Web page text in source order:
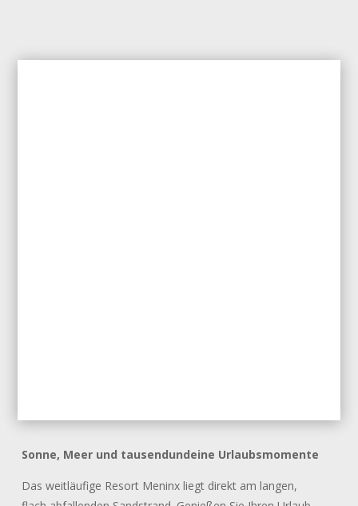
Sonne, Meer und tausendundeine Urlaubsmomente
Das weitläufige Resort Meninx liegt direkt am langen,